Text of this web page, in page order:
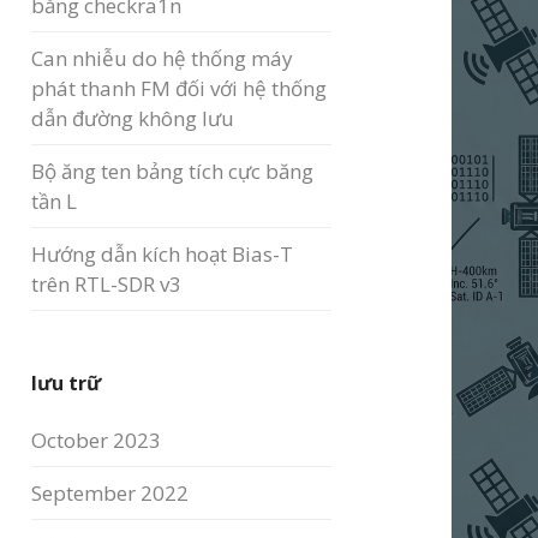
Can nhiễu do hệ thống máy
phát thanh FM đối với hệ thống
dẫn đường không lưu
Bộ ăng ten bảng tích cực băng
tần L
Hướng dẫn kích hoạt Bias-T
trên RTL-SDR v3
lưu trữ
October 2023
September 2022